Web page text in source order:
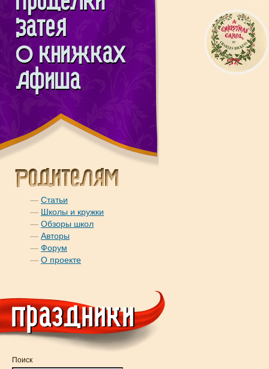
— Статьи
— Школы и кружки
— Обзоры школ
— Авторы
— Форум
— О проекте
Поиск